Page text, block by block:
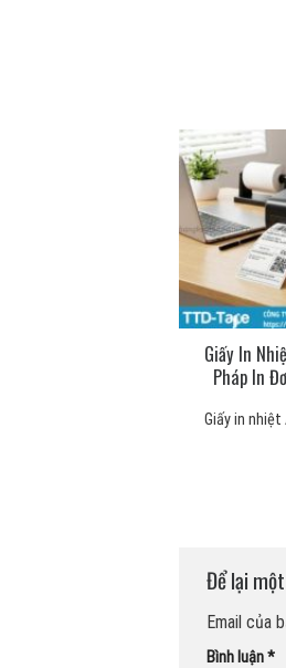
Giấy In
Pháp In
Giấy in nhiệt
Để lại
Email của
Bình luận*